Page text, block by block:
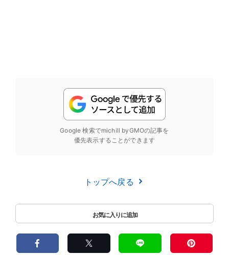
Google 検索でmichill byGMOの記事を
優先表示することができます
トップへ戻る